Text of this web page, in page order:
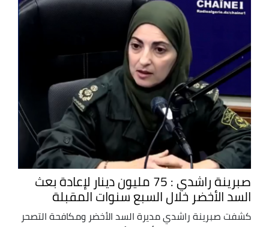
صبرينة راشدي : 75 مليون دينار لإعادة بعث
السد الأخضر خلال السبع سنوات المقبلة
كشفت صبرينة راشدي مديرة السد الأخضر ومكافحة التصحر